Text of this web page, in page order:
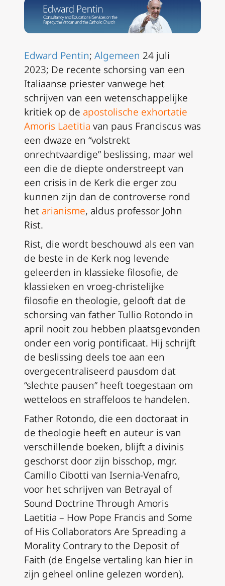
Edward Pentin; Algemeen 24 juli
2023; De recente schorsing van een
Italiaanse priester vanwege het
schrijven van een wetenschappelijke
kritiek op de apostolische exhortatie
Amoris Laetitia van paus Franciscus was
een dwaze en “volstrekt
onrechtvaardige” beslissing, maar wel
een die de diepte onderstreept van
een crisis in de Kerk die erger zou
kunnen zijn dan de controverse rond
het arianisme, aldus professor John
Rist.
Rist, die wordt beschouwd als een van
de beste in de Kerk nog levende
geleerden in klassieke filosofie, de
klassieken en vroeg-christelijke
filosofie en theologie, gelooft dat de
schorsing van father Tullio Rotondo in
april nooit zou hebben plaatsgevonden
onder een vorig pontificaat. Hij schrijft
de beslissing deels toe aan een
overgecentraliseerd pausdom dat
“slechte pausen” heeft toegestaan om
wetteloos en straffeloos te handelen.
Father Rotondo, die een doctoraat in
de theologie heeft en auteur is van
verschillende boeken, blijft a divinis
geschorst door zijn bisschop, mgr.
Camillo Cibotti van Isernia-Venafro,
voor het schrijven van Betrayal of
Sound Doctrine Through Amoris
Laetitia – How Pope Francis and Some
of His Collaborators Are Spreading a
Morality Contrary to the Deposit of
Faith (de Engelse vertaling kan hier in
zijn geheel online gelezen worden).